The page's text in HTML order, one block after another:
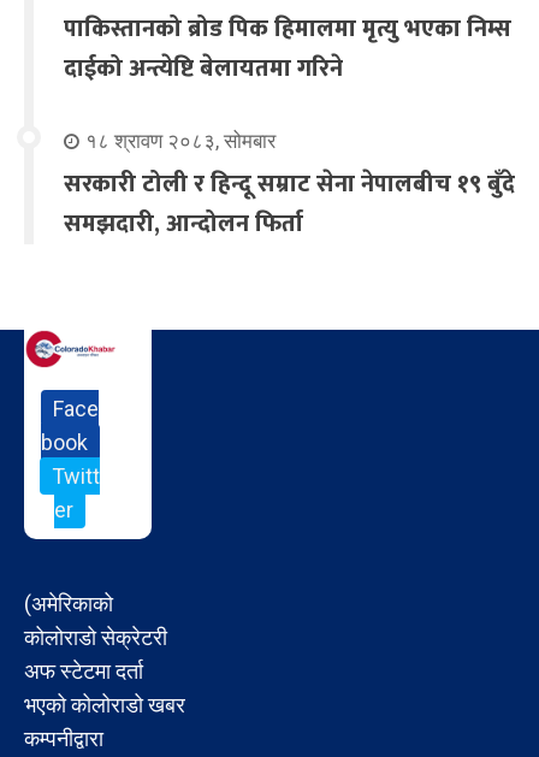
पाकिस्तानको ब्रोड पिक हिमालमा मृत्यु भएका निम्स
दाईको अन्त्येष्टि बेलायतमा गरिने
१८ श्रावण २०८३, सोमबार
सरकारी टोली र हिन्दू सम्राट सेना नेपालबीच १९ बुँदे
समझदारी, आन्दोलन फिर्ता
Face
book
Twitt
er
(अमेरिकाको
कोलोराडो सेक्रेटरी
अफ स्टेटमा दर्ता
भएको कोलोराडो खबर
कम्पनीद्वारा